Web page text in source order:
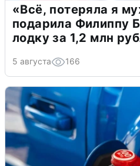
«Всё, потеряла я
подарила Филиппу
лодку за 1,2 млн
5 августа 166